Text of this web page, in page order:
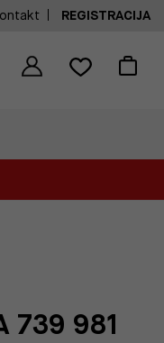
REGISTRACIJA
739 981